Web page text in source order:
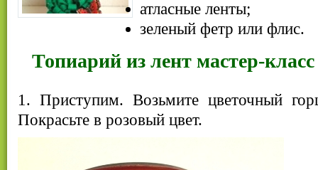
атласные ленты;
зеленый фетр или флис.
Топиарий из лент мастер-класс
1. Приступим. Возьмите цветочный
Покрасьте в розовый цвет.